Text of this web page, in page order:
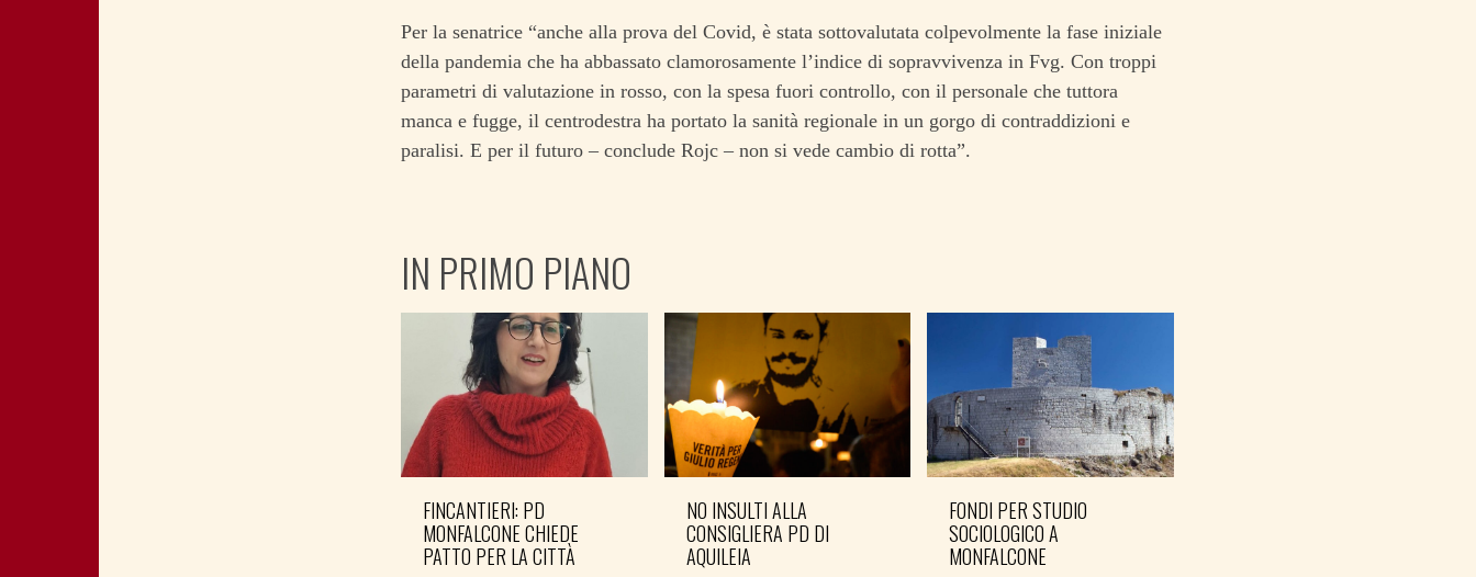
Per la senatrice “anche alla prova del Covid, è stata sottovalutata colpevolmente la fase iniziale
della pandemia che ha abbassato clamorosamente l’indice di sopravvivenza in Fvg. Con troppi
parametri di valutazione in rosso, con la spesa fuori controllo, con il personale che tuttora
manca e fugge, il centrodestra ha portato la sanità regionale in un gorgo di contraddizioni e
paralisi. E per il futuro – conclude Rojc – non si vede cambio di rotta”.
IN PRIMO PIANO
FINCANTIERI: PD
MONFALCONE CHIEDE
PATTO PER LA CITTÀ
NO INSULTI ALLA
CONSIGLIERA PD DI
AQUILEIA
FONDI PER STUDIO
SOCIOLOGICO A
MONFALCONE